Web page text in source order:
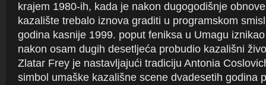
krajem 1980-ih, kada je nakon dugogodišnje
kazalište trebalo iznova graditi u programskom
godina kasnije 1999. poput feniksa u Umagu iznikao
nakon osam dugih desetljeća probudio kazališni
Zlatar Frey je nastavljajući tradiciju Antonia
simbol umaške kazališne scene dvadesetih godina